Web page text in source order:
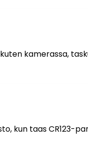
kamerassa,
kun taas CR123-